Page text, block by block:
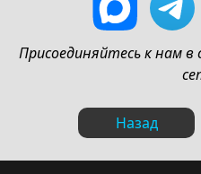
Присоединяйтесь к нам в
Назад